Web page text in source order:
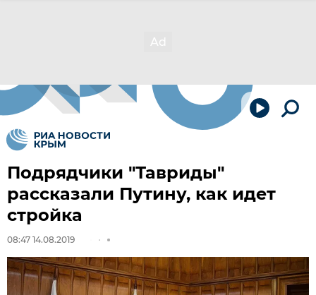
Подрядчики "Тавриды"
рассказали Путину, как идет
стройка
08:47 14.08.2019